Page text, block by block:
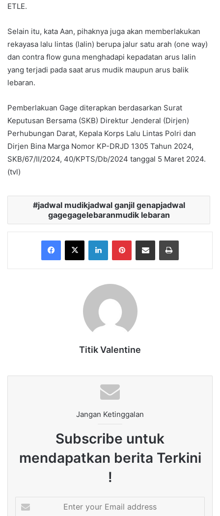
ETLE.
Selain itu, kata Aan, pihaknya juga akan memberlakukan
rekayasa lalu lintas (lalin) berupa jalur satu arah (one way)
dan contra flow guna menghadapi kepadatan arus lalin
yang terjadi pada saat arus mudik maupun arus balik
lebaran.
Pemberlakuan Gage diterapkan berdasarkan Surat
Keputusan Bersama (SKB) Direktur Jenderal (Dirjen)
Perhubungan Darat, Kepala Korps Lalu Lintas Polri dan
Dirjen Bina Marga Nomor KP-DRJD 1305 Tahun 2024,
SKB/67/II/2024, 40/KPTS/Db/2024 tanggal 5 Maret 2024.
(tvl)
jadwal mudikjadwal ganjil genapjadwal
gagegagelebaranmudik lebaran
Facebook
X LinkedInPinterestShare via Email Print
Titik Valentine
Jangan Ketinggalan
Subscribe untuk
mendapatkan berita Terkini
!
your